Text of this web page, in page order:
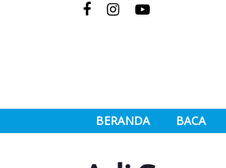
BERANDA BACA